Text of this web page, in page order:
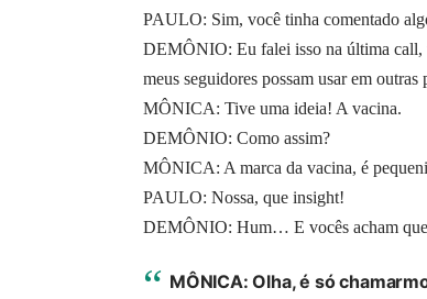
PAULO: Sim, você tinha comentado
DEMÔNIO: Eu falei isso na última call,
meus seguidores possam usar em
MÔNICA: Tive uma ideia! A vacina.
DEMÔNIO: Como assim?
MÔNICA: A marca da vacina, é
PAULO: Nossa, que insight!
DEMÔNIO: Hum… E vocês acham que
MÔNICA: Olha, é só